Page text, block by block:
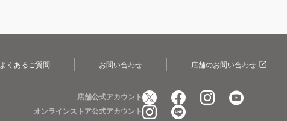
よくあるご質問 お問い合わせ 店舗のお問い合わせ
店舗公式アカウント
オンラインストア公式アカウント